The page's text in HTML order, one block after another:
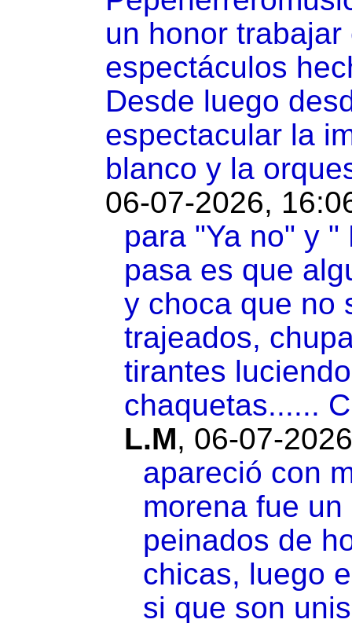
un honor
espectáculos
Desde luego
espectacular la
blanco y la
06-07-2026,
para "Ya no" y
pasa es que
y choca que no
trajeados,
tirantes
chaquetas......
L.M, 06-07-
apareció con
morena fue
peinados de
chicas, luego
si que son